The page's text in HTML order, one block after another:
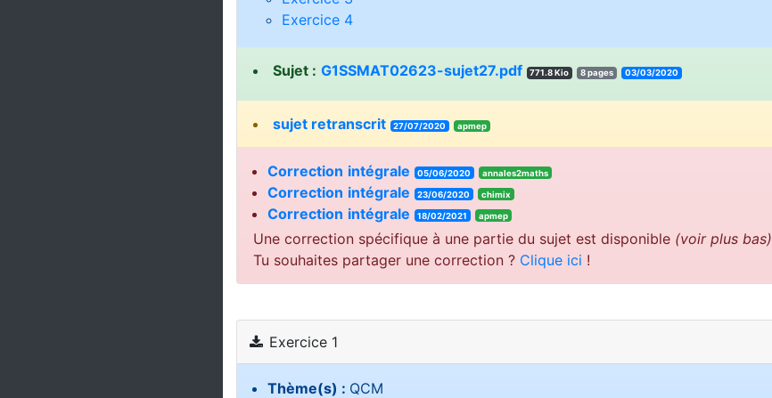
Exercice 4
Sujet : G1SSMAT02623-sujet27.pdf 771.8 Kio 8 pages 03/03/2020
sujet retranscrit 27/07/2020 apmep
Correction intégrale 05/06/2020 annales2maths
Correction intégrale 23/06/2020 chimix
Correction intégrale 18/02/2021 apmep
Une correction spécifique à une partie du sujet est disponible (voir plus bas)
Tu souhaites partager une correction ? Clique ici !
Exercice 1
Thème(s) : QCM